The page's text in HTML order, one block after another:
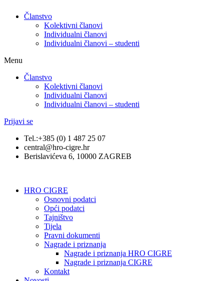
Članstvo
Kolektivni članovi
Individualni članovi
Individualni članovi – studenti
Menu
Članstvo
Kolektivni članovi
Individualni članovi
Individualni članovi – studenti
Prijavi se
Tel.:+385 (0) 1 487 25 07
central@hro-cigre.hr
Berislavićeva 6, 10000 ZAGREB
HRO CIGRE
Osnovni podatci​
Opći podatci
Tajništvo
Tijela
Pravni dokumenti
Nagrade i priznanja
Nagrade i priznanja HRO CIGRE
Nagrade i priznanja CIGRE
Kontakt